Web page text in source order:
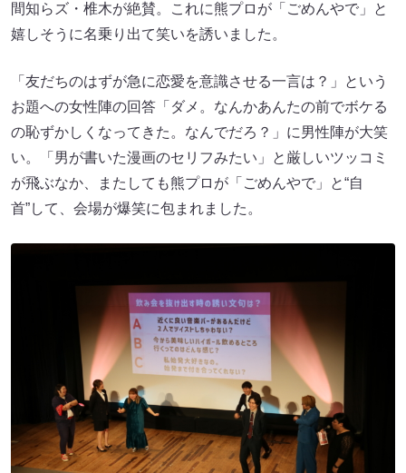
間知らズ・椎木が絶賛。これに熊プロが「ごめんやで」と
嬉しそうに名乗り出て笑いを誘いました。
「友だちのはずが急に恋愛を意識させる一言は？」という
お題への女性陣の回答「ダメ。なんかあんたの前でボケる
の恥ずかしくなってきた。なんでだろ？」に男性陣が大笑
い。「男が書いた漫画のセリフみたい」と厳しいツッコミ
が飛ぶなか、またしても熊プロが「ごめんやで」と“自
首”して、会場が爆笑に包まれました。